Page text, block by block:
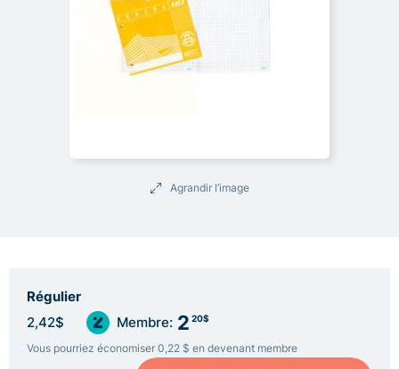
Agrandir l’image
Régulier
2,42$ Membre: 2 20$
Vous pourriez économiser 0,22 $ en devenant membre